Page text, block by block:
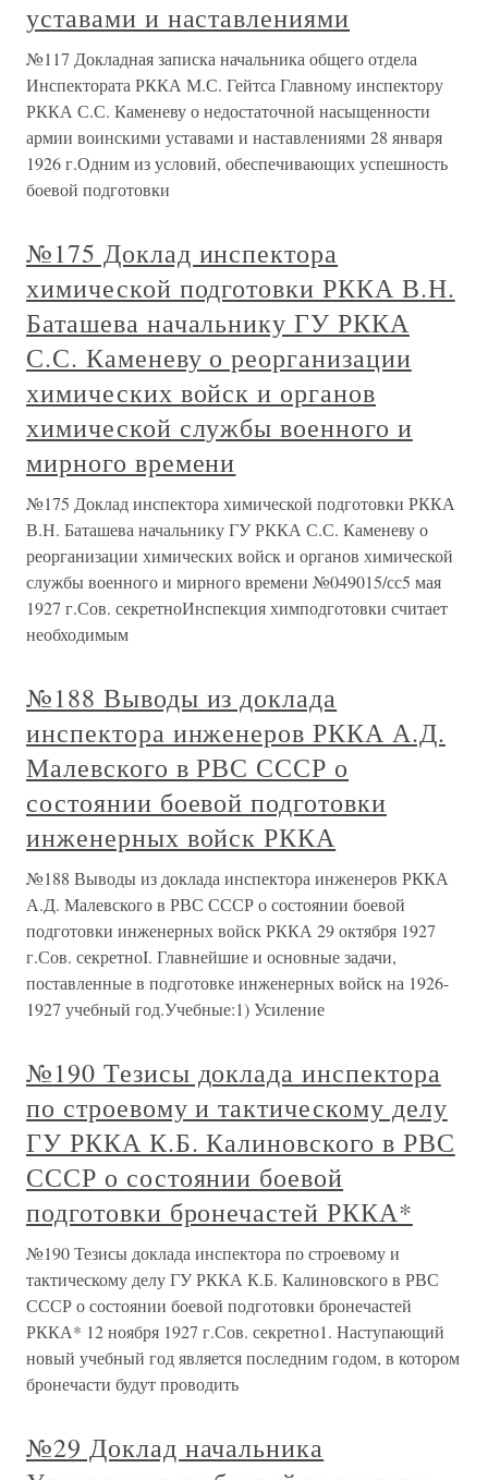
уставами и наставлениями
№117 Докладная записка начальника общего отдела
Инспектората РККА М.С. Гейтса Главному инспектору
РККА С.С. Каменеву о недостаточной насыщенности
армии воинскими уставами и наставлениями 28 января
1926 г.Одним из условий, обеспечивающих успешность
боевой подготовки
№175 Доклад инспектора
химической подготовки РККА В.Н.
Баташева начальнику ГУ РККА
С.С. Каменеву о реорганизации
химических войск и органов
химической службы военного и
мирного времени
№175 Доклад инспектора химической подготовки РККА
В.Н. Баташева начальнику ГУ РККА С.С. Каменеву о
реорганизации химических войск и органов химической
службы военного и мирного времени №049015/сс5 мая
1927 г.Сов. секретноИнспекция химподготовки считает
необходимым
№188 Выводы из доклада
инспектора инженеров РККА А.Д.
Малевского в РВС СССР о
состоянии боевой подготовки
инженерных войск РККА
№188 Выводы из доклада инспектора инженеров РККА
А.Д. Малевского в РВС СССР о состоянии боевой
подготовки инженерных войск РККА 29 октября 1927
г.Сов. секретноI. Главнейшие и основные задачи,
поставленные в подготовке инженерных войск на 1926-
1927 учебный год.Учебные:1) Усиление
№190 Тезисы доклада инспектора
по строевому и тактическому делу
ГУ РККА К.Б. Калиновского в РВС
СССР о состоянии боевой
подготовки бронечастей РККА*
№190 Тезисы доклада инспектора по строевому и
тактическому делу ГУ РККА К.Б. Калиновского в РВС
СССР о состоянии боевой подготовки бронечастей
РККА* 12 ноября 1927 г.Сов. секретно1. Наступающий
новый учебный год является последним годом, в котором
бронечасти будут проводить
№29 Доклад начальника